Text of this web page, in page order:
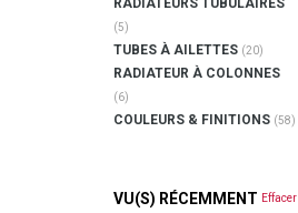
RADIATEURS TUBULAIRES
(5)
TUBES À AILETTES (20)
RADIATEUR À COLONNES
(6)
COULEURS & FINITIONS (58)
VU(S) RÉCEMMENT Effacer